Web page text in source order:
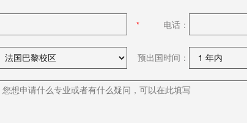
电话：
预出国时间：